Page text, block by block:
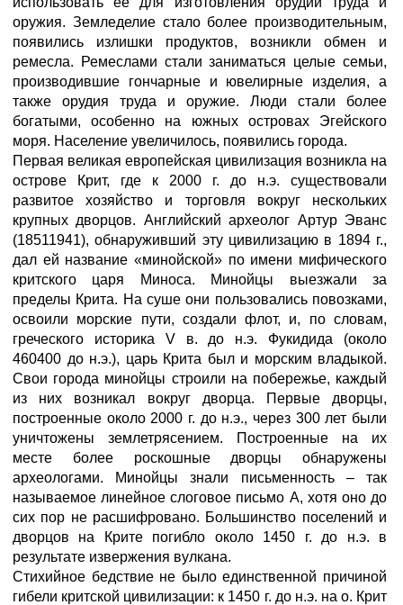
оружия. Земледелие стало более производительным,
появились излишки продуктов, возникли обмен и
ремесла. Ремеслами стали заниматься целые семьи,
производившие гончарные и ювелирные изделия, а
также орудия труда и оружие. Люди стали более
богатыми, особенно на южных островах Эгейского
моря. Население увеличилось, появились города.
Первая великая европейская цивилизация возникла на
острове Крит, где к 2000 г. до н.э. существовали
развитое хозяйство и торговля вокруг нескольких
крупных дворцов. Английский археолог Артур Эванс
(18511941), обнаруживший эту цивилизацию в 1894 г.,
дал ей название «минойской» по имени мифического
критского царя Миноса. Минойцы выезжали за
пределы Крита. На суше они пользовались повозками,
освоили морские пути, создали флот, и, по словам,
греческого историка V в. до н.э. Фукидида (около
460400 до н.э.), царь Крита был и морским владыкой.
Свои города минойцы строили на побережье, каждый
из них возникал вокруг дворца. Первые дворцы,
построенные около 2000 г. до н.э., через 300 лет были
уничтожены землетрясением. Построенные на их
месте более роскошные дворцы обнаружены
археологами. Минойцы знали письменность – так
называемое линейное слоговое письмо А, хотя оно до
сих пор не расшифровано. Большинство поселений и
дворцов на Крите погибло около 1450 г. до н.э. в
результате извержения вулкана.
Стихийное бедствие не было единственной причиной
гибели критской цивилизации: к 1450 г. до н.э. на о. Крит